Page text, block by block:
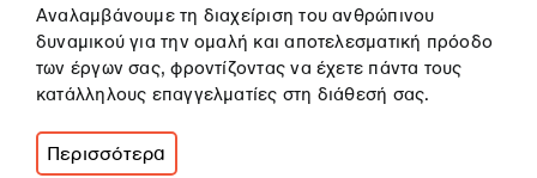
Αναλαμβάνουμε τη διαχείριση του ανθρώπινου
δυναμικού για την ομαλή και αποτελεσματική πρόοδο
των έργων σας, φροντίζοντας να έχετε πάντα τους
κατάλληλους επαγγελματίες στη διάθεσή σας.
Περισσότερα